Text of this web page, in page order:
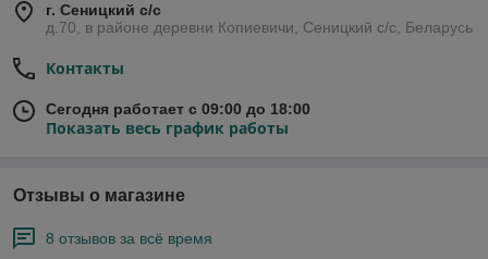
г. Сеницкий с/c
д.70, в районе деревни Копиевичи, Сеницкий с/c, Беларусь
Контакты
Сегодня работает с 09:00 до 18:00
Показать весь график работы
Отзывы о магазине
8 отзывов за всё время